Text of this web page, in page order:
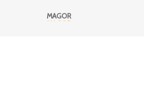
MAGOR